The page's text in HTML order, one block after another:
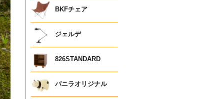
BKFチェア
ジェルデ
826STANDARD
バニラオリジナル